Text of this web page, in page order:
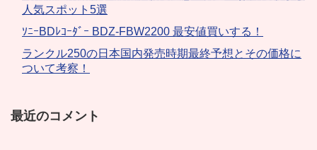
人気スポット5選
ｿﾆｰBDﾚｺｰﾀﾞｰ BDZ-FBW2200 最安値買いする！
ランクル250の日本国内発売時期最終予想とその価格に
ついて考察！
最近のコメント